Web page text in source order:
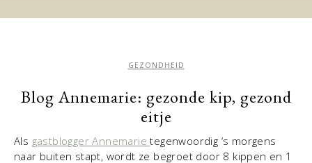
GEZONDHEID
Blog Annemarie: gezonde kip, gezond
eitje
Als gastblogger Annemarietegenwoordig ‘s morgens
naar buiten stapt, wordt ze begroet door 8 kippen en 1